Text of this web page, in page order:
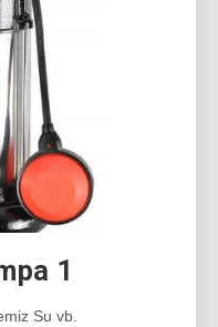
1
Su vb.